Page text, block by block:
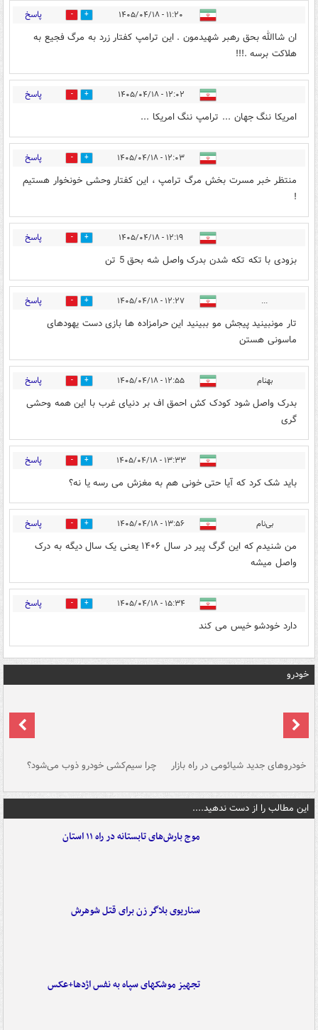
۱۱:۲۰ - ۱۴۰۵/۰۴/۱۸ 0 پاسخ
ان شاالله بحق رهبر شهیدمون . این ترامپ کفتار زرد به مرگ فجیع به
هلاکت برسه .!!!
۱۲:۰۲ - ۱۴۰۵/۰۴/۱۸ 0 پاسخ
امریکا ننگ جهان ... ترامپ ننگ امریکا ...
۱۲:۰۳ - ۱۴۰۵/۰۴/۱۸ 0 پاسخ
منتظر خبر مسرت بخش مرگ ترامپ ، این کفتار وحشی خونخوار هستیم
!
۱۲:۱۹ - ۱۴۰۵/۰۴/۱۸ 0 پاسخ
بزودی با تکه تکه شدن بدرک واصل شه بحق 5 تن
... ۱۲:۲۷ - ۱۴۰۵/۰۴/۱۸ 0 پاسخ
تار مونبینید پیجش مو ببینید این حرامزاده ها بازی دست یهودهای
ماسونی هستن
بهنام ۱۲:۵۵ - ۱۴۰۵/۰۴/۱۸ 0 پاسخ
بدرک واصل شود کودک کش احمق اف بر دنیای غرب با این همه وحشی
گری
۱۳:۳۳ - ۱۴۰۵/۰۴/۱۸ 0 پاسخ
باید شک کرد که آیا حتی خونی هم به مغزش می رسه یا نه؟
بی‌نام ۱۳:۵۶ - ۱۴۰۵/۰۴/۱۸ 0 پاسخ
من شنیدم که این گرگ پیر در سال ۱۴۰۶ یعنی یک سال دیگه به درک
واصل میشه
۱۵:۳۴ - ۱۴۰۵/۰۴/۱۸ 0 پاسخ
دارد خودشو خيس می کند
خودرو
خودروهای جدید شیائومی در راه بازار چرا سیم‌کشی خودرو ذوب می‌شود؟
این مطالب را از دست ندهید....
موج بارش‌های تابستانه در راه ۱۱ استان
سناریوی بلاگر زن برای قتل شوهرش
تجهیز موشکهای سپاه به نفس اژدها+عکس